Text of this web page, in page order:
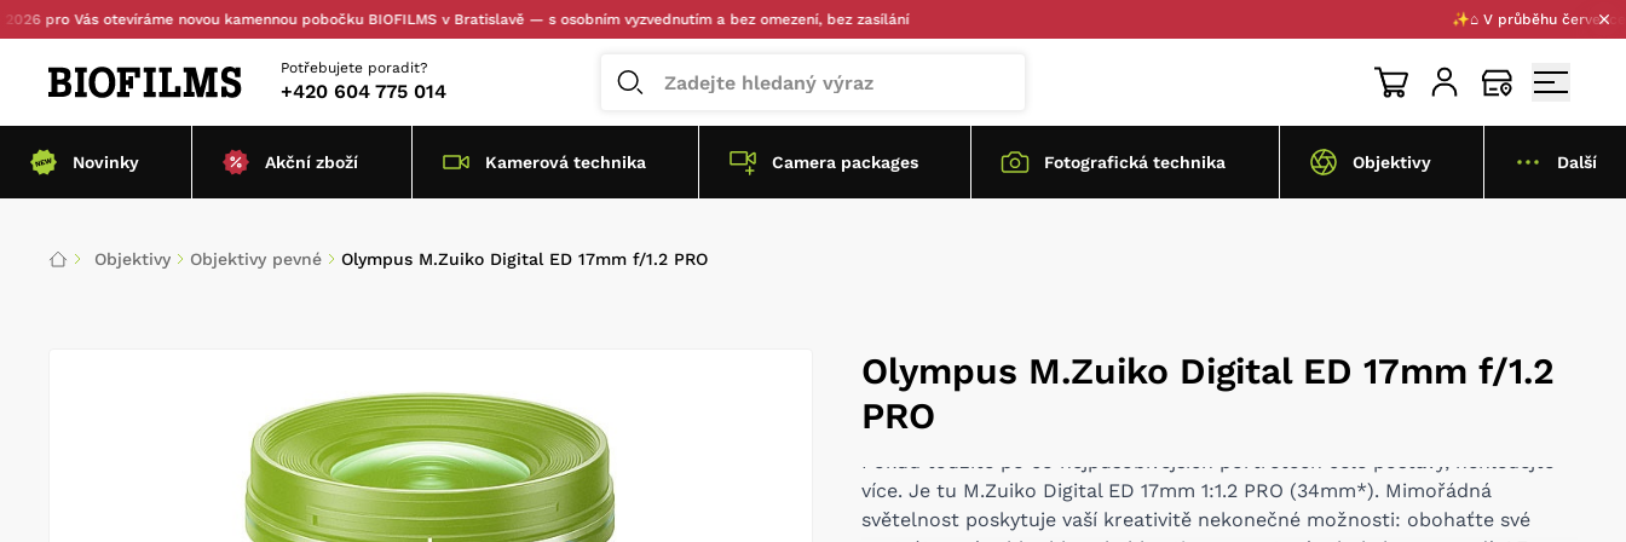
Vás otevíráme novou kamennou pobočku BIOFILMS v Bratislavě — s osobním vyzvednutím a bez omezení, bez zasílání ✨⌂ V průběhu července
Potřebujete poradit?
+420 604 775 014
Novinky Akční zboží Kamerová technika Camera packages Fotografická technika Objektivy Další
Objektivy Objektivy pevné Olympus M.Zuiko Digital ED 17mm f/1.2 PRO
Olympus M.Zuiko Digital ED 17mm f/1.2
PRO
Pokud toužíte po co nejpůsobivějších portrétech celé postavy, nehledejte
více. Je tu M.Zuiko Digital ED 17mm 1:1.2 PRO (34mm*). Mimořádná
světelnost poskytuje vaší kreativitě nekonečné možnosti: obohaťte své